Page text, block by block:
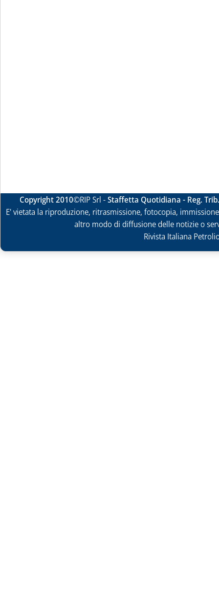
Copyright 2010©RIP Srl -Staffetta Quotidiana - Reg.
E' vietata la riproduzione, ritrasmissione, fotocopia,
altro modo di diffusione delle notizie o
Rivista Italiana